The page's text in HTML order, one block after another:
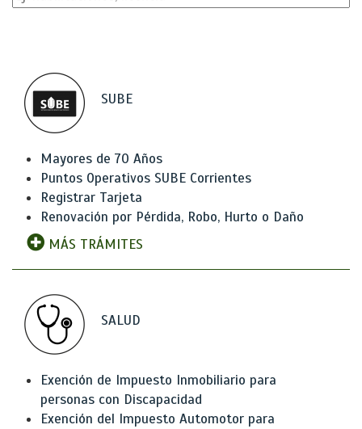
SUBE
Mayores de 70 Años
Puntos Operativos SUBE Corrientes
Registrar Tarjeta
Renovación por Pérdida, Robo, Hurto o Daño
MÁS TRÁMITES
SALUD
Exención de Impuesto Inmobiliario para
personas con Discapacidad
Exención del Impuesto Automotor para